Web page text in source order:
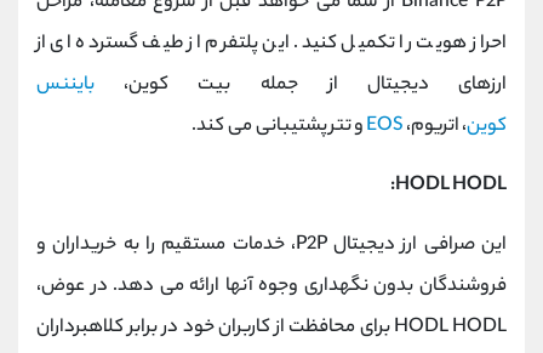
احراز هویت را تکمیل کنید. این پلتفرم از طیف گسترده ای از
ارزهای دیجیتال از جمله بیت کوین، بایننس
کوین، اتریوم،EOSو تتر پشتیبانی می کند.
HODL HODL:
این صرافی ارز دیجیتال P2P، خدمات مستقیم را به خریداران و
فروشندگان بدون نگهداری وجوه آنها ارائه می دهد. در عوض،
HODL HODL برای محافظت از کاربران خود در برابر کلاهبرداران